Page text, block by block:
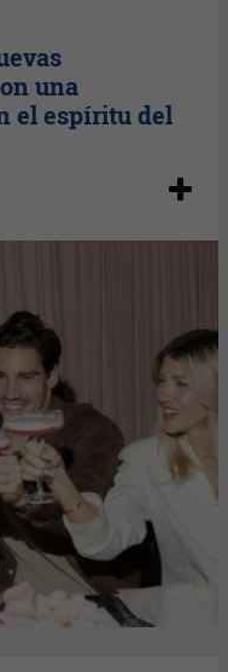
una
el espíritu del